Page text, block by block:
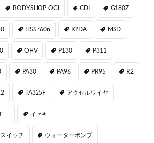
BODYSHOP-OGI CDI G180Z
HSS760n KPDA MSD
OHV P130 P311
PA30 PA96 PR95 R2
TA325F アクセルワイヤ
ゞ イセキ
イッチ ウォーターポンプ